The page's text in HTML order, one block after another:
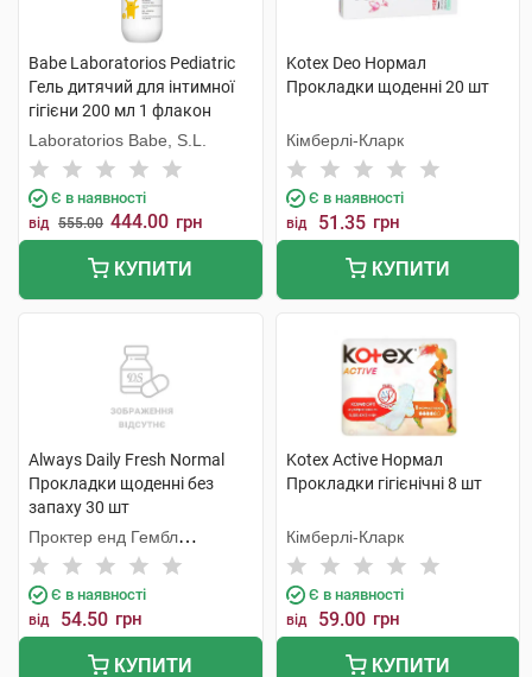
Babe Laboratorios Pediatric
Гель дитячий для інтимної
гігієни 200 мл 1 флакон
Laboratorios Babe, S.L.
Є в наявності
від 555.00 444.00 грн
КУПИТИ
Kotex Deo Нормал
Прокладки щоденні 20 шт
Кімберлі-Кларк
Є в наявності
від 51.35 грн
КУПИТИ
Always Daily Fresh Normal
Прокладки щоденні без
запаху 30 шт
Проктер енд Гембл
Мануфекчурінг
Є в наявності
від 54.50 грн
КУПИТИ
Kotex Active Нормал
Прокладки гігієнічні 8 шт
Кімберлі-Кларк
Є в наявності
від 59.00 грн
КУПИТИ